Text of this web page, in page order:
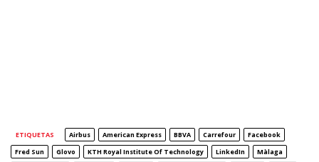
ETIQUETAS Airbus American Express BBVA Carrefour
Facebook
Fred Sun
Glovo KTH Royal Institute Of Technology LinkedIn
Màlaga